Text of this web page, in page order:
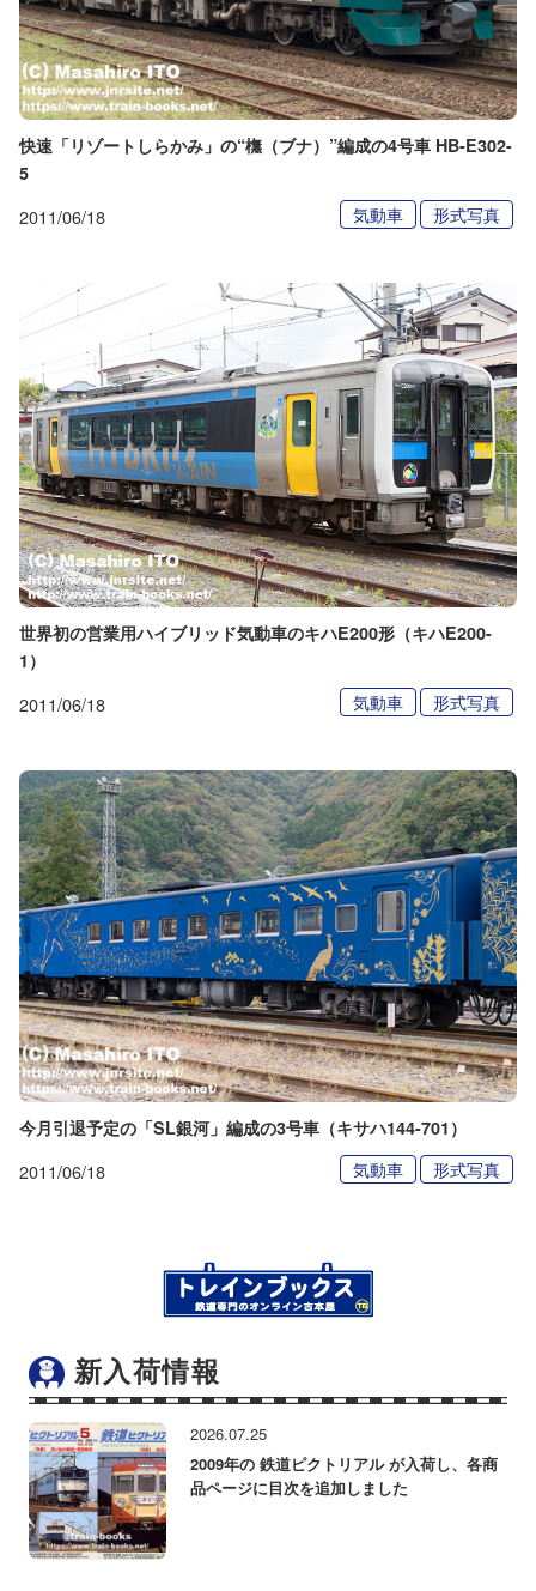
快速「リゾートしらかみ」の“橅（ブナ）”編成の4号車 HB-E302-
5
2011/06/18 気動車 形式写真
世界初の営業用ハイブリッド気動車のキハE200形（キハE200-
1）
2011/06/18 気動車 形式写真
今月引退予定の「SL銀河」編成の3号車（キサハ144-701）
2011/06/18 気動車 形式写真
新入荷情報
2026.07.25
2009年の 鉄道ピクトリアル が入荷し、各商
品ページに目次を追加しました